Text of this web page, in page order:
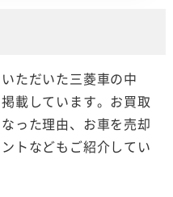
ただいた三菱車の中
載しています。お買取
った理由、お車を売却
トなどもご紹介してい